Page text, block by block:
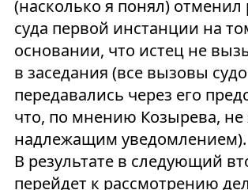
(насколько я понял)
суда первой инстанции на
основании, что истец не
в заседания (все вызовы
передавались через его
что, по мнению Козырева, не
надлежащим уведомлением).
В результате в следующий
перейдет к рассмотрению